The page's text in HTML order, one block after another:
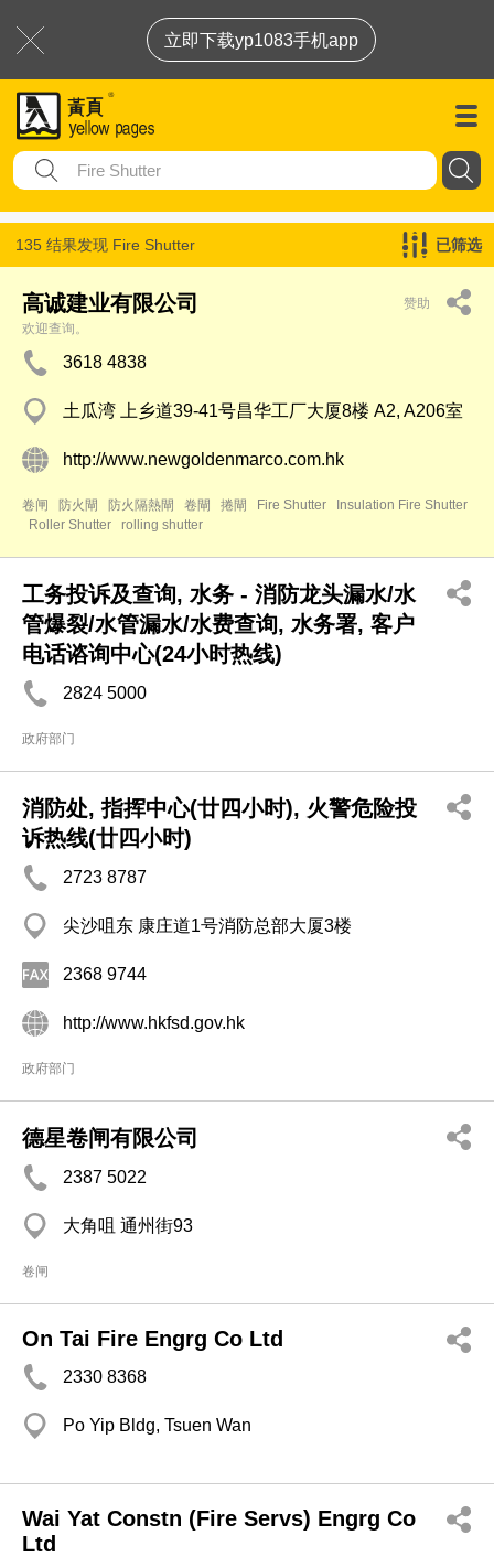
立即下载yp1083手机app
135 结果发现 Fire Shutter 已筛选
高诚建业有限公司
赞助
欢迎查询。
3618 4838
土瓜湾 上乡道39-41号昌华工厂大厦8楼 A2, A206室
http://www.newgoldenmarco.com.hk
卷闸 防火閘 防火隔熱閘 卷閘 捲閘 Fire Shutter
Insulation Fire Shutter
Roller Shutter
rolling shutter
工务投诉及查询, 水务 - 消防龙头漏水/水
管爆裂/水管漏水/水费查询, 水务署, 客户
电话谘询中心(24小时热线)
2824 5000
政府部门
消防处, 指挥中心(廿四小时), 火警危险投
诉热线(廿四小时)
2723 8787
尖沙咀东 康庄道1号消防总部大厦3楼
2368 9744
http://www.hkfsd.gov.hk
政府部门
德星卷闸有限公司
2387 5022
大角咀 通州街93
卷闸
On Tai Fire Engrg Co Ltd
2330 8368
Po Yip Bldg, Tsuen Wan
Wai Yat Constn (Fire Servs) Engrg Co
Ltd